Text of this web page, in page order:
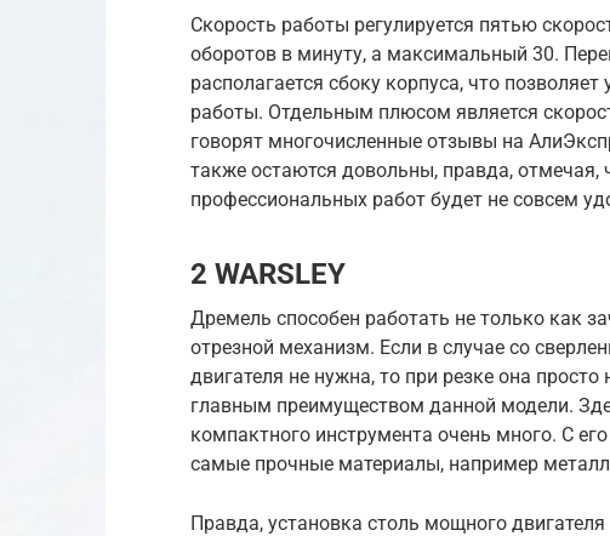
Скорость работы регулируется пятью
оборотов в минуту, а максимальный 30.
располагается сбоку корпуса, что
работы. Отдельным плюсом является
говорят многочисленные отзывы на
также остаются довольны, правда, отмечая,
профессиональных работ будет не совсем
2 WARSLEY
Дремель способен работать не только как
отрезной механизм. Если в случае со
двигателя не нужна, то при резке она
главным преимуществом данной модели.
компактного инструмента очень много. С
самые прочные материалы, например
Правда, установка столь мощного